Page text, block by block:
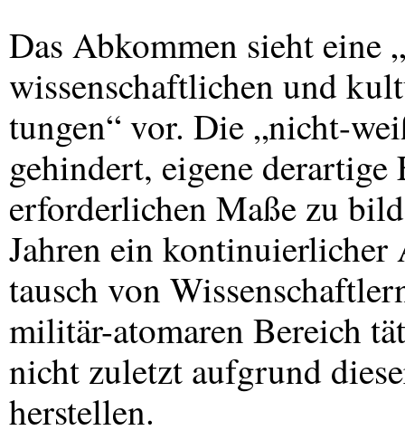
Das Abkommen sieht eine
wissenschaftlichen und
tungen“ vor. Die „nicht-
gehindert, eigene
erforderlichen Maße zu
Jahren ein kontinuierlicher
tausch von
militär-atomaren Bereich
nicht zuletzt aufgrund
herstellen.